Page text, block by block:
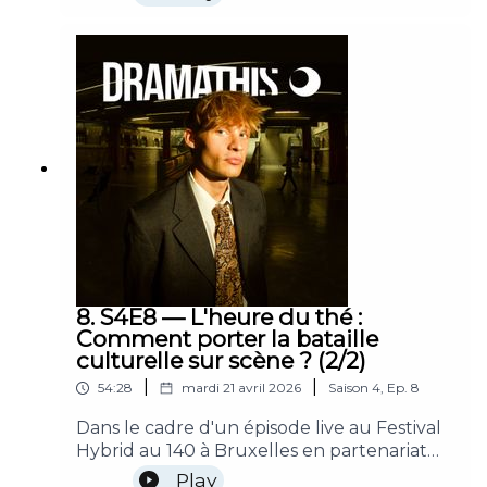
Nakache🎞️« Die my love » — Lynne Ramsay
dont iels ne font partie ? Faut-il
constamment laisser la parole aux
le sont vraiment ? Toutes ces questions, on
en parle dans cet épisode de Dramathis
dans lequel vous entendrez les voix de
Morgan Noam, Sophia Lang, Rob Grams et
Khémaïs Ben Lakhdar.Bonne écoute !
8. S4E8 — L'heure du thé :
Comment porter la bataille
culturelle sur scène ? (2/2)
54:28 mardi 21 avril 2026 Saison 4, Ep. 8
Dans le cadre d'un épisode live au Festival
Hybrid au 140 à Bruxelles en partenariat
avec le Frames Festival, je complète ma
Play